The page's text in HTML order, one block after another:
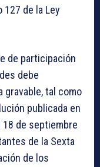
de la Ley
de participación
debe
gravable, tal como
publicada en
18 de septiembre
de la Sexta
de los